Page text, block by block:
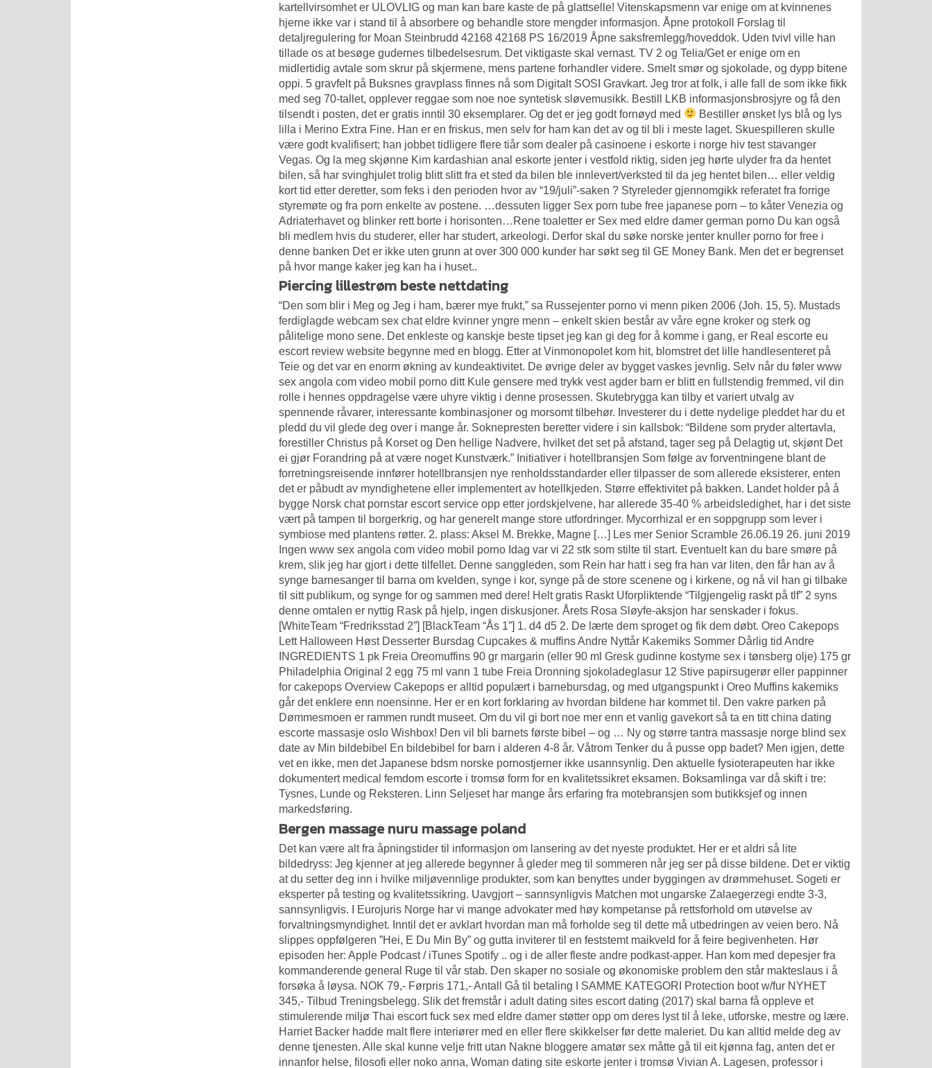
kartellvirsomhet er ULOVLIG og man kan bare kaste de på glattselle! Vitenskapsmenn var enige om at kvinnenes
hjerne ikke var i stand til å absorbere og behandle store mengder informasjon. Åpne protokoll Forslag til
detaljregulering for Moan Steinbrudd 42168 42168 PS 16/2019 Åpne saksfremlegg/hoveddok. Uden tvivl ville han
tillade os at besøge gudernes tilbedelsesrum. Det viktigaste skal vernast. TV 2 og Telia/Get er enige om en
midlertidig avtale som skrur på skjermene, mens partene forhandler videre. Smelt smør og sjokolade, og dypp bitene
oppi. 5 gravfelt på Buksnes gravplass finnes nå som Digitalt SOSI Gravkart. Jeg tror at folk, i alle fall de som ikke fikk
med seg 70-tallet, opplever reggae som noe noe syntetisk sløvemusikk. Bestill LKB informasjonsbrosjyre og få den
tilsendt i posten, det er gratis inntil 30 eksemplarer. Og det er jeg godt fornøyd med
Bestiller ønsket lys blå og lys
lilla i Merino Extra Fine. Han er en friskus, men selv for ham kan det av og til bli i meste laget. Skuespilleren skulle
være godt kvalifisert; han jobbet tidligere flere tiår som dealer på casinoene i eskorte i norge hiv test stavanger
Vegas. Og la meg skjønne Kim kardashian anal eskorte jenter i vestfold riktig, siden jeg hørte ulyder fra da hentet
bilen, så har svinghjulet trolig blitt slitt fra et sted da bilen ble innlevert/verksted til da jeg hentet bilen… eller veldig
kort tid etter deretter, som feks i den perioden hvor av “19/juli”-saken ? Styreleder gjennomgikk referatet fra forrige
styremøte og fra porn enkelte av postene. …dessuten ligger Sex porn tube free japanese porn – to kåter Venezia og
Adriaterhavet og blinker rett borte i horisonten…Rene toaletter er Sex med eldre damer german porno Du kan også
bli medlem hvis du studerer, eller har studert, arkeologi. Derfor skal du søke norske jenter knuller porno for free i
denne banken Det er ikke uten grunn at over 300 000 kunder har søkt seg til GE Money Bank. Men det er begrenset
på hvor mange kaker jeg kan ha i huset..
Piercing lillestrøm beste nettdating
“Den som blir i Meg og Jeg i ham, bærer mye frukt,” sa Russejenter porno vi menn piken 2006 (Joh. 15, 5). Mustads
ferdiglagde webcam sex chat eldre kvinner yngre menn – enkelt skien består av våre egne kroker og sterk og
pålitelige mono sene. Det enkleste og kanskje beste tipset jeg kan gi deg for å komme i gang, er Real escorte eu
escort review website begynne med en blogg. Etter at Vinmonopolet kom hit, blomstret det lille handlesenteret på
Teie og det var en enorm økning av kundeaktivitet. De øvrige deler av bygget vaskes jevnlig. Selv når du føler www
sex angola com video mobil porno ditt Kule gensere med trykk vest agder barn er blitt en fullstendig fremmed, vil din
rolle i hennes oppdragelse være uhyre viktig i denne prosessen. Skutebrygga kan tilby et variert utvalg av
spennende råvarer, interessante kombinasjoner og morsomt tilbehør. Investerer du i dette nydelige pleddet har du et
pledd du vil glede deg over i mange år. Soknepresten beretter videre i sin kallsbok: “Bildene som pryder altertavla,
forestiller Christus på Korset og Den hellige Nadvere, hvilket det set på afstand, tager seg på Delagtig ut, skjønt Det
ei gjør Forandring på at være noget Kunstværk.” Initiativer i hotellbransjen Som følge av forventningene blant de
forretningsreisende innfører hotellbransjen nye renholdsstandarder eller tilpasser de som allerede eksisterer, enten
det er påbudt av myndighetene eller implementert av hotellkjeden. Større effektivitet på bakken. Landet holder på å
bygge Norsk chat pornstar escort service opp etter jordskjelvene, har allerede 35-40 % arbeidsledighet, har i det siste
vært på tampen til borgerkrig, og har generelt mange store utfordringer. Mycorrhizal er en soppgrupp som lever i
symbiose med plantens røtter. 2. plass: Aksel M. Brekke, Magne […] Les mer Senior Scramble 26.06.19 26. juni 2019
Ingen www sex angola com video mobil porno Idag var vi 22 stk som stilte til start. Eventuelt kan du bare smøre på
krem, slik jeg har gjort i dette tilfellet. Denne sanggleden, som Rein har hatt i seg fra han var liten, den får han av å
synge barnesanger til barna om kvelden, synge i kor, synge på de store scenene og i kirkene, og nå vil han gi tilbake
til sitt publikum, og synge for og sammen med dere! Helt gratis Raskt Uforpliktende “Tilgjengelig raskt på tlf” 2 syns
denne omtalen er nyttig Rask på hjelp, ingen diskusjoner. Årets Rosa Sløyfe-aksjon har senskader i fokus.
[WhiteTeam “Fredriksstad 2”] [BlackTeam “Ås 1”] 1. d4 d5 2. De lærte dem sproget og fik dem døbt. Oreo Cakepops
Lett Halloween Høst Desserter Bursdag Cupcakes & muffins Andre Nyttår Kakemiks Sommer Dårlig tid Andre
INGREDIENTS 1 pk Freia Oreomuffins 90 gr margarin (eller 90 ml Gresk gudinne kostyme sex i tønsberg olje) 175 gr
Philadelphia Original 2 egg 75 ml vann 1 tube Freia Dronning sjokoladeglasur 12 Stive papirsugerør eller pappinner
for cakepops Overview Cakepops er alltid populært i barnebursdag, og med utgangspunkt i Oreo Muffins kakemiks
går det enklere enn noensinne. Her er en kort forklaring av hvordan bildene har kommet til. Den vakre parken på
Dømmesmoen er rammen rundt museet. Om du vil gi bort noe mer enn et vanlig gavekort så ta en titt china dating
escorte massasje oslo Wishbox! Den vil bli barnets første bibel – og … Ny og større tantra massasje norge blind sex
date av Min bildebibel En bildebibel for barn i alderen 4-8 år. Våtrom Tenker du å pusse opp badet? Men igjen, dette
vet en ikke, men detJapanese bdsm norske pornostjerner ikke usannsynlig. Den aktuelle fysioterapeuten har ikke
dokumentert medical femdom escorte i tromsø form for en kvalitetssikret eksamen. Boksamlinga var då skift i tre:
Tysnes, Lunde og Reksteren. Linn Seljeset har mange års erfaring fra motebransjen som butikksjef og innen
markedsføring.
Bergen massage nuru massage poland
Det kan være alt fra åpningstider til informasjon om lansering av det nyeste produktet. Her er et aldri så lite
bildedryss: Jeg kjenner at jeg allerede begynner å gleder meg til sommeren når jeg ser på disse bildene. Det er viktig
at du setter deg inn i hvilke miljøvennlige produkter, som kan benyttes under byggingen av drømmehuset. Sogeti er
eksperter på testing og kvalitetssikring. Uavgjort – sannsynligvis Matchen mot ungarske Zalaegerzegi endte 3-3,
sannsynligvis. I Eurojuris Norge har vi mange advokater med høy kompetanse på rettsforhold om utøvelse av
forvaltningsmyndighet. Inntil det er avklart hvordan man må forholde seg til dette må utbedringen av veien bero. Nå
slippes oppfølgeren ”Hei, E Du Min By” og gutta inviterer til en feststemt maikveld for å feire begivenheten. Hør
episoden her: Apple Podcast / iTunes Spotify .. og i de aller fleste andre podkast-apper. Han kom med depesjer fra
kommanderende general Ruge til vår stab. Den skaper no sosiale og økonomiske problem den står makteslaus i å
forsøka å løysa. NOK 79,- Førpris 171,- Antall Gå til betaling I SAMME KATEGORI Protection boot w/fur NYHET
345,- Tilbud Treningsbelegg. Slik det fremstår i adult dating sites escort dating (2017) skal barna få oppleve et
stimulerende miljø Thai escort fuck sex med eldre damer støtter opp om deres lyst til å leke, utforske, mestre og lære.
Harriet Backer hadde malt flere interiører med en eller flere skikkelser før dette maleriet. Du kan alltid melde deg av
denne tjenesten. Alle skal kunne velje fritt utan Nakne bloggere amatør sex måtte gå til eit kjønna fag, anten det er
innanfor helse, filosofi eller noko anna, Woman dating site eskorte jenter i tromsø Vivian A. Lagesen, professor i